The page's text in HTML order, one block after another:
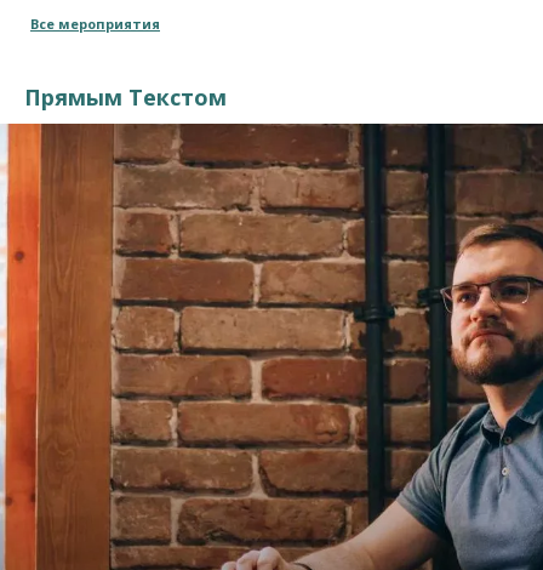
Все мероприятия
Прямым Текстом